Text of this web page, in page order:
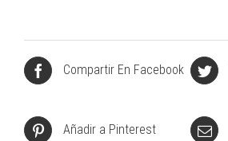
Compartir En Facebook
Añadir a Pinterest